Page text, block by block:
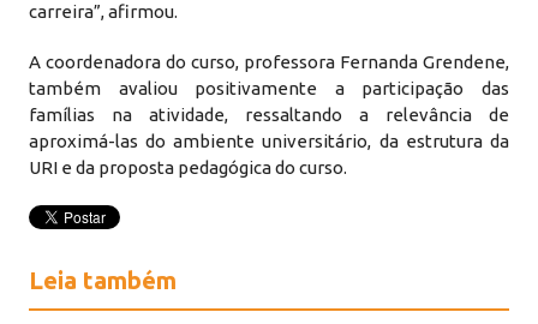
carreira”, afirmou.
A coordenadora do curso, professora Fernanda Grendene,
também avaliou positivamente a participação das
famílias na atividade, ressaltando a relevância de
aproximá-las do ambiente universitário, da estrutura da
URI e da proposta pedagógica do curso.
Leia também